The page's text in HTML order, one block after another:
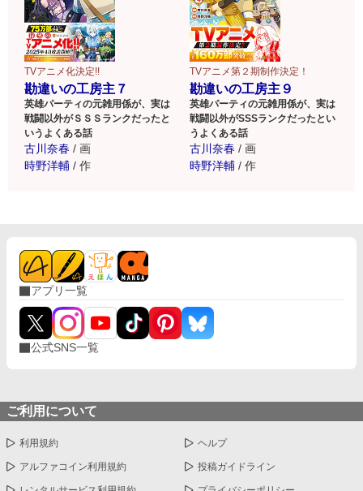
TVアニメ化決定!!
勘違いの工房主７
英雄パーティの元雑用係が、実は
戦闘以外がＳＳＳランクだったと
いうよくある話
古川奈春 / 画
時野洋輔 / 作
TVアニメ第２期制作決定！
勘違いの工房主９
英雄パーティの元雑用係が、実は
戦闘以外がSSSランクだったとい
うよくある話
古川奈春 / 画
時野洋輔 / 作
アプリ一覧
公式SNS一覧
ご利用について
利用規約 ヘルプ
アルファコイン利用規約 投稿ガイドライン